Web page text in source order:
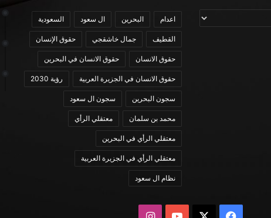
اعدام البحرين ال سعود السعودية
القطيف جمال خاشقجي حقوق الإنسان
حقوق الانسان حقوق الانسان في البحرين
حقوق الانسان في الجزيرة العربية رؤية 2030
سجون البحرين سجون ال سعود
محمد بن سلمان معتقلي الرأي
معتقلي الرأي في البحرين
معتقلي الرأي في الجزيرة العربية
نظام ال سعود
فيسبوك يوتيوبانستقرام